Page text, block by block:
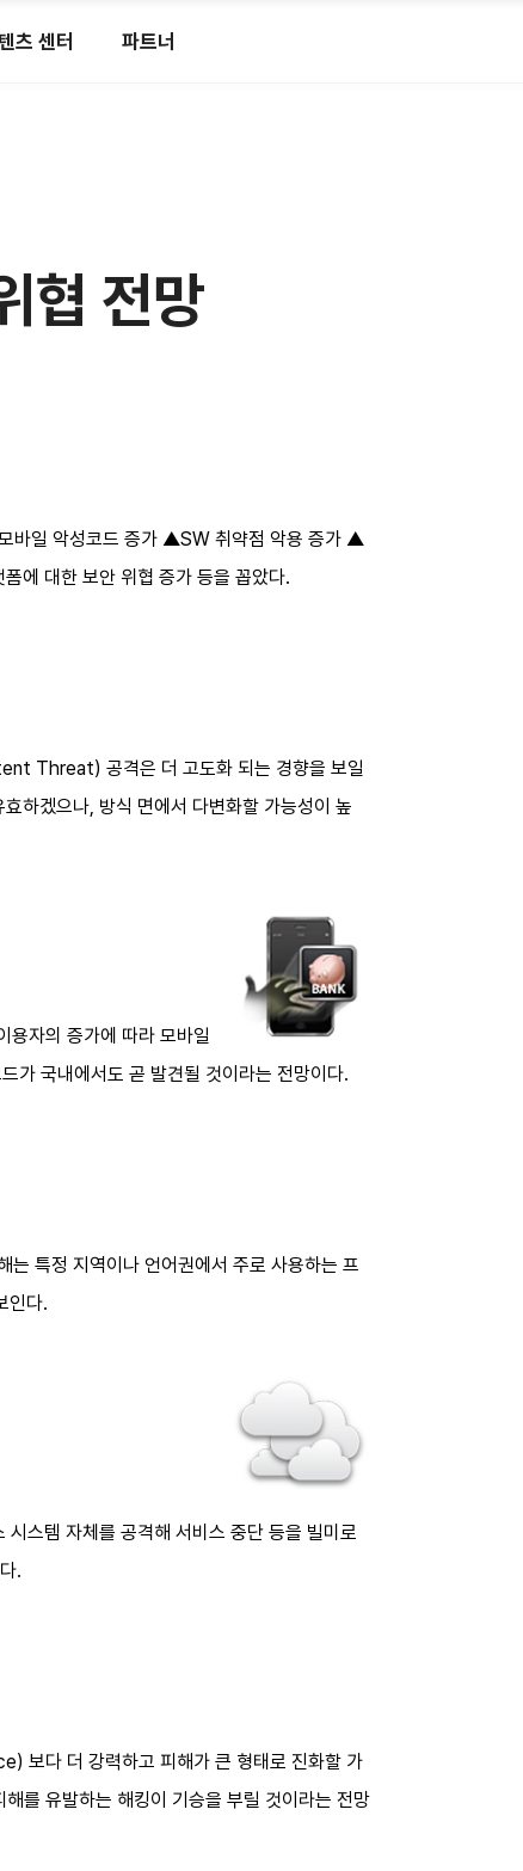
츠 센터 파트너
협 전망
바일 악성코드 증가 ▲SW 취약점 악용 증가 ▲
에 대한 보안 위협 증가 등을 꼽았다.
Threat) 공격은 더 고도화 되는 경향을 보일
하겠으나, 방식 면에서 다변화할 가능성이 높
용자의 증가에 따라 모바일
가 국내에서도 곧 발견될 것이라는 전망이다.
특정 지역이나 언어권에서 주로 사용하는 프
인다.
스템 자체를 공격해 서비스 중단 등을 빌미로
.
보다 더 강력하고 피해가 큰 형태로 진화할 가
를 유발하는 해킹이 기승을 부릴 것이라는 전망